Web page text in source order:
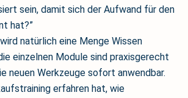
sein, damit sich der Aufwand für den
hat?”
natürlich eine Menge Wissen
einzelnen Module sind praxisgerecht
neuen Werkzeuge sofort anwendbar.
erfahren hat, wie